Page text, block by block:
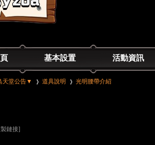
基本設置 活動資訊
天堂公告▼ 道具說明 光明腰帶介紹
鏈接]